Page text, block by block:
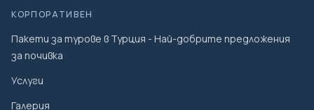
КОРПОРАТИВЕН
Пакети за турове в Турция - Най-добрите предложения
за почивка
Услуги
Галерия